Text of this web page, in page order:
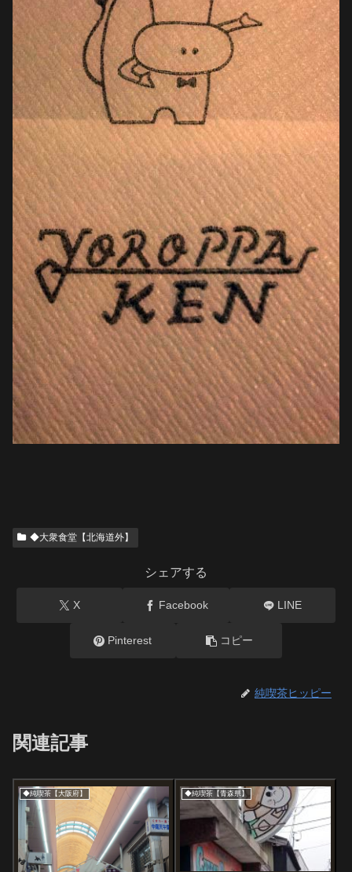
◆大衆食堂【北海道外】
シェアする
X Facebook LINE
Pinterest コピー
純喫茶ヒッピー
関連記事
◆純喫茶【大阪府】 ◆純喫茶【青森県】